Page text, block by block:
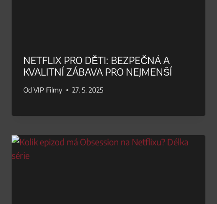
NETFLIX PRO DĚTI: BEZPEČNÁ A
KVALITNÍ ZÁBAVA PRO NEJMENŠÍ
Od VIP Filmy 27. 5. 2025